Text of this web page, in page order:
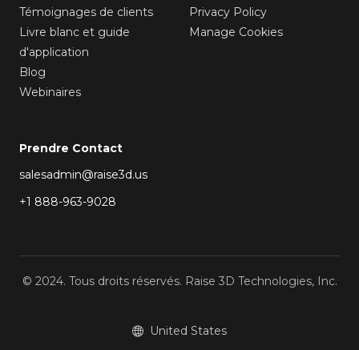
Témoignages de clients
Livre blanc et guide
d'application
Blog
Webinaires
Privacy Policy
Manage Cookies
Prendre Contact
salesadmin@raise3d.us
+1 888-963-9028
© 2024. Tous droits réservés. Raise 3D Technologies, Inc.
United States